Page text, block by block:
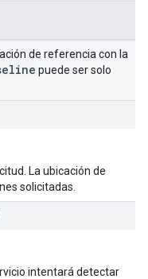
de referencia con la
puede ser solo
La ubicación de
solicitadas.
intentará detectar